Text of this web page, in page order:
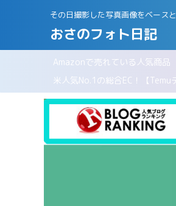
その日撮影した写真画像をベース
おさのフォト日記
Amazonで売れている人気商品
米人気No.1の総合EC！【Temu